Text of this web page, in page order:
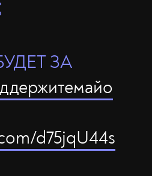
ЗА
d75jqU44s